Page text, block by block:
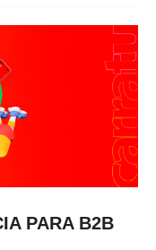
PARA B2B